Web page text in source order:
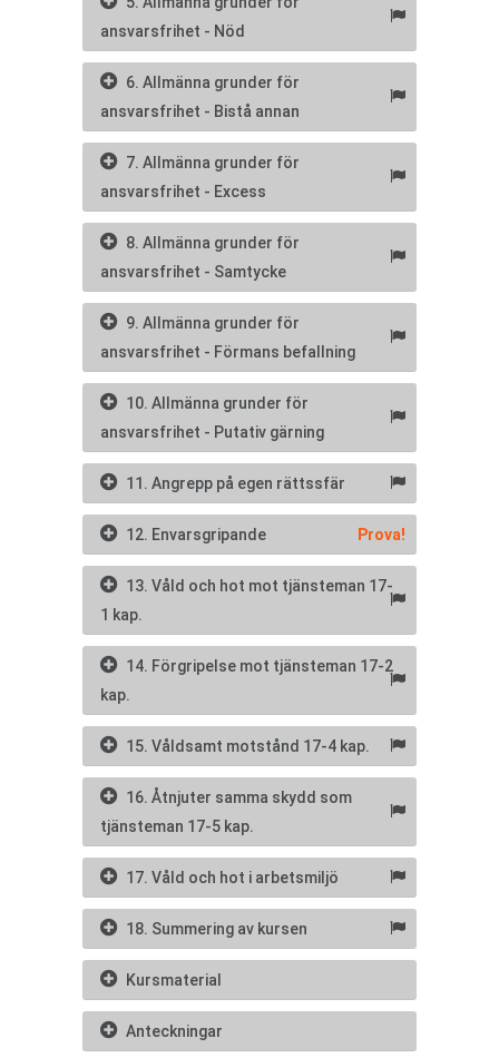
ansvarsfrihet - Nöd
6. Allmänna grunder för
ansvarsfrihet - Bistå annan
7. Allmänna grunder för
ansvarsfrihet - Excess
8. Allmänna grunder för
ansvarsfrihet - Samtycke
9. Allmänna grunder för
ansvarsfrihet - Förmans befallning
10. Allmänna grunder för
ansvarsfrihet - Putativ gärning
11. Angrepp på egen rättssfär
12. Envarsgripande Prova!
13. Våld och hot mot tjänsteman 17-
1 kap.
14. Förgripelse mot tjänsteman 17-2
kap.
15. Våldsamt motstånd 17-4 kap.
16. Åtnjuter samma skydd som
tjänsteman 17-5 kap.
17. Våld och hot i arbetsmiljö
18. Summering av kursen
Kursmaterial
Anteckningar